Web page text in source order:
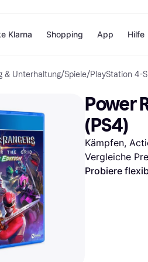
Klarna
Zahlungsmethoden
Sofort bezahlen
Bezahle in 3
Teilzahlungen
Bezahle in bis zu 30
Ratenzahlung
Shopping
Shops
eBay
Temu
SHEIN
App Hilfe
& Unterhaltung/Spiele/PlayStation 4-
Power
(PS4)
Kämpfen,
Vergleiche
Probiere